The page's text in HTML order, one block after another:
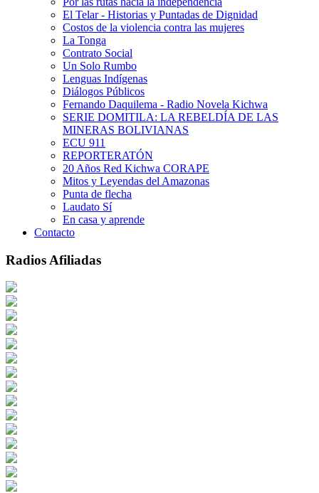
El Telar - Historias y Puntadas de Dignidad
Costos de la violencia contra las mujeres
La Tonga
Contrato Social
Un Solo Rumbo
Lenguas Indígenas
Diálogos Públicos
Fernando Daquilema - Radio Novela Kichwa
SERIE DOMITILA: LA REBELDÍA DE LAS
MINERAS BOLIVIANAS
ECU 911
REPORTERATÓN
20 Años Red Kichwa CORAPE
Mitos y Leyendas del Amazonas
Punta de flecha
Laudato Sí
En casa y aprende
Contacto
Radios Afiliadas